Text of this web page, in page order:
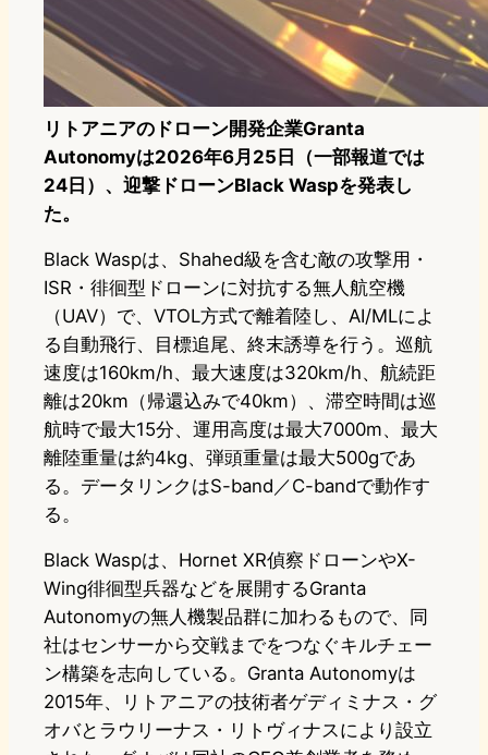
リトアニアのドローン開発企業Granta
Autonomyは2026年6月25日（一部報道では
24日）、迎撃ドローンBlack Waspを発表し
た。
Black Waspは、Shahed級を含む敵の攻撃用・
ISR・徘徊型ドローンに対抗する無人航空機
（UAV）で、VTOL方式で離着陸し、AI/MLによ
る自動飛行、目標追尾、終末誘導を行う。巡航
速度は160km/h、最大速度は320km/h、航続距
離は20km（帰還込みで40km）、滞空時間は巡
航時で最大15分、運用高度は最大7000m、最大
離陸重量は約4kg、弾頭重量は最大500gであ
る。データリンクはS-band／C-bandで動作す
る。
Black Waspは、Hornet XR偵察ドローンやX-
Wing徘徊型兵器などを展開するGranta
Autonomyの無人機製品群に加わるもので、同
社はセンサーから交戦までをつなぐキルチェー
ン構築を志向している。Granta Autonomyは
2015年、リトアニアの技術者ゲディミナス・グ
オバとラウリーナス・リトヴィナスにより設立